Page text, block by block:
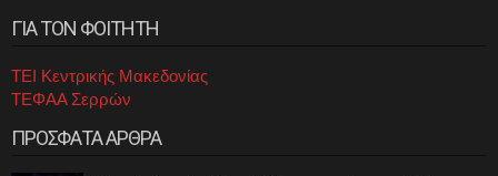
ΓΙΑ ΤΟΝ ΦΟΙΤΗΤΗ
ΤΕΙ Κεντρικής Μακεδονίας
ΤΕΦΑΑ Σερρών
ΠΡΟΣΦΑΤΑ ΑΡΘΡΑ